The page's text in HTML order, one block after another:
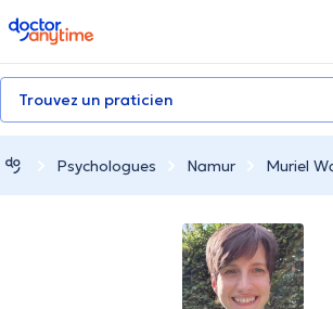
doctoranytime
Trouvez un praticien
Psychologues Namur Muriel